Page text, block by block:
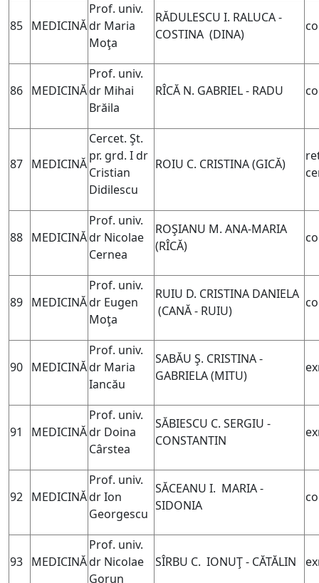
85 MEDICINĂ
Prof. univ.
dr Maria
Moţa
RĂDULESCU I. RALUCA -
COSTINA (DINA)
86 MEDICINĂ
Prof. univ.
dr Mihai
Brăila
RÎCĂ N. GABRIEL - RADU
87 MEDICINĂ
Cercet. Şt.
pr. grd. I dr
Cristian
Didilescu
ROIU C. CRISTINA (GICĂ)
88 MEDICINĂ
Prof. univ.
dr Nicolae
Cernea
ROŞIANU M. ANA-MARIA
(RÎCĂ)
89 MEDICINĂ
Prof. univ.
dr Eugen
Moţa
RUIU D. CRISTINA DANIELA
(CANĂ - RUIU)
90 MEDICINĂ
Prof. univ.
dr Maria
Iancău
SABĂU Ş. CRISTINA -
GABRIELA (MITU)
91 MEDICINĂ
Prof. univ.
dr Doina
Cârstea
SĂBIESCU C. SERGIU -
CONSTANTIN
92 MEDICINĂ
Prof. univ.
dr Ion
Georgescu
SĂCEANU I. MARIA -
SIDONIA
93 MEDICINĂ
Prof. univ.
dr Nicolae
Gorun
SÎRBU C. IONUŢ - CĂTĂLIN